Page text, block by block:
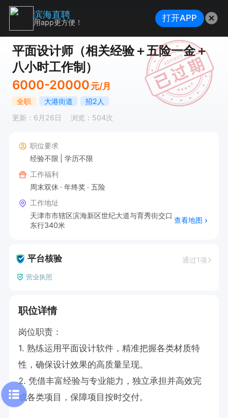
平面设计师（相关经验＋五险一金＋
八小时工作制）
6000-20000 元/月
全职 大港街道
招2人
更新：6月26日
浏览：504次
职位要求
经验不限
学历不限
工作福利
周末双休
年终奖
五险
工作地址
天津市市辖区滨海新区世纪大道与育秀街交口
东行340米
查看地图
平台核验 通过1项
营业执照
职位详情
岗位职责：
1. 熟练运用平面设计软件，精准把握各类材质特
性，确保设计效果的高质量呈现。
2. 凭借丰富经验与专业能力，独立承担并高效完
成各类项目，保障项目按时交付。
滨海直聘
用app更方便！ 打开APP